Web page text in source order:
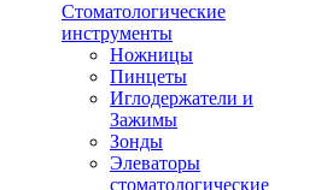
Стоматологические
инструменты
Ножницы
Пинцеты
Иглодержатели и
Зажимы
Зонды
Элеваторы
стоматологические